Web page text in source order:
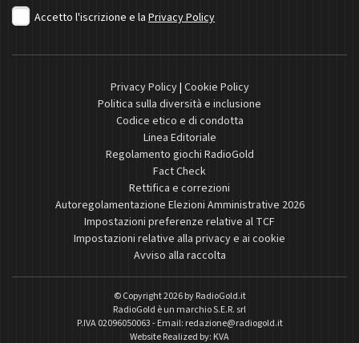
Accetto l'iscrizione e la Privacy Policy
Privacy Policy| Cookie Policy
Politica sulla diversità e inclusione
Codice etico e di condotta
Linea Editoriale
Regolamento giochi RadioGold
Fact Check
Rettifica e correzioni
Autoregolamentazione Elezioni Amministrative 2026
Impostazioni preferenze relative al TCF
Impostazioni relative alla privacy e ai cookie
Avviso alla raccolta
© Copyright 2026 byRadioGold.it
RadioGold è un marchio S.E.R. srl
P.IVA 02096050063 - Email: redazione@radiogold.it
Website Realized by: KVA